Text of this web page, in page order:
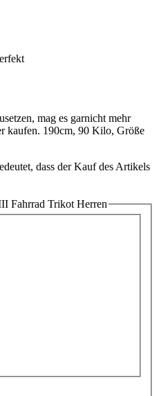
mag es garnicht mehr
kaufen. 190cm, 90 Kilo, Größe
dass der Kauf des Artikels
Fahrrad Trikot Herren